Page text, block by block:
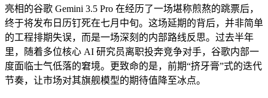
亮相的谷歌 Gemini 3.5 Pro 在经历了一场堪称煎熬的跳票后，
终于将发布日历钉死在七月中旬。这场延期的背后，并非简单
的工程排期失误，而是一场深刻的内部路线反思。过去半年
里，随着多位核心 AI 研究员离职投奔竞争对手，谷歌内部一
度面临士气低落的窘境。更致命的是，前期“挤牙膏”式的迭代
节奏，让市场对其旗舰模型的期待值降至冰点。